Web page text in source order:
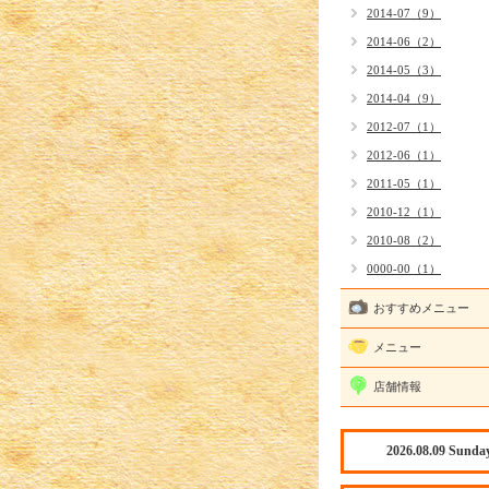
2014-07（9）
2014-06（2）
2014-05（3）
2014-04（9）
2012-07（1）
2012-06（1）
2011-05（1）
2010-12（1）
2010-08（2）
0000-00（1）
おすすめメニュー
メニュー
店舗情報
2026.08.09